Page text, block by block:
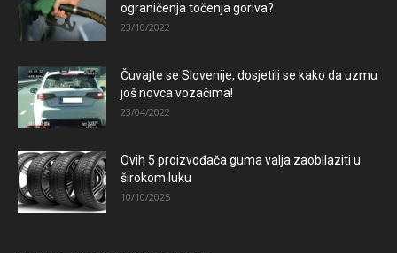
ograničenja točenja goriva?
23/10/2022
Čuvajte se Slovenije, dosjetili se kako da uzmu
još novca vozačima!
23/04/2022
Ovih 5 proizvođača guma valja zaobilaziti u
širokom luku
10/10/2025